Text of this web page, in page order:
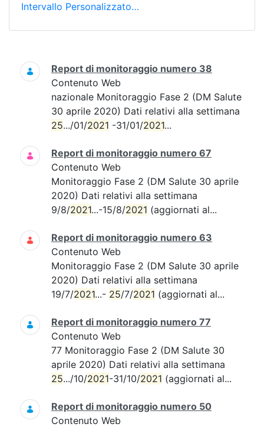
Intervallo Personalizzato…
Ricerca
Report di monitoraggio numero 38
Contenuto Web
nazionale Monitoraggio Fase 2 (DM Salute
30 aprile 2020) Dati relativi alla settimana
25.../01/2021 -31/01/2021...
Report di monitoraggio numero 67
Contenuto Web
Monitoraggio Fase 2 (DM Salute 30 aprile
2020) Dati relativi alla settimana
9/8/2021...-15/8/2021 (aggiornati al...
Report di monitoraggio numero 63
Contenuto Web
Monitoraggio Fase 2 (DM Salute 30 aprile
2020) Dati relativi alla settimana
19/7/2021...- 25/7/2021 (aggiornati al...
Report di monitoraggio numero 77
Contenuto Web
77 Monitoraggio Fase 2 (DM Salute 30
aprile 2020) Dati relativi alla settimana
25.../10/2021-31/10/2021 (aggiornati al...
Report di monitoraggio numero 50
Contenuto Web